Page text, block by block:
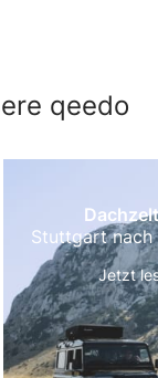
qeedo
Stuttgart nach
Jetzt